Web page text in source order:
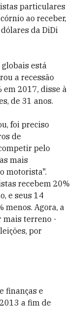
particulares
ao receber,
da DiDi
está
a recessão
em 2017, disse à
de 31 anos.
foi preciso
de
pelo
mais
motorista".
recebem 20%
e seus 14
menos. Agora, a
mais terreno -
por
finanças e
a fim de